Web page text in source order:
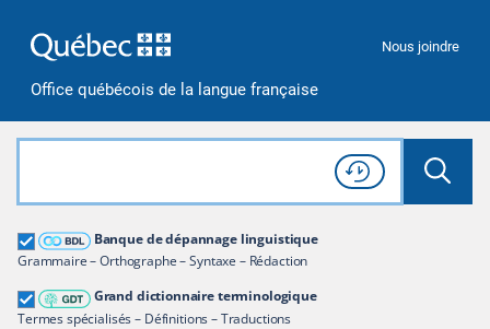
Office québécois de la langue française
Nous joindre
Rechercher dans tout le site
Lancer
Consulter l'
Historique
de recherche
Banque de dépannage linguistique
Grammaire – Orthographe – Syntaxe – Rédaction
Grand dictionnaire terminologique
Termes spécialisés – Définitions – Traductions
Grand dictionnaire terminologique
Restreindre aux termes